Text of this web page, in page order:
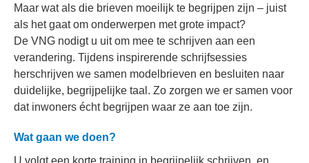
Maar wat als die brieven moeilijk te begrijpen zijn – juist
als het gaat om onderwerpen met grote impact?
De VNG nodigt u uit om mee te schrijven aan een
verandering. Tijdens inspirerende schrijfsessies
herschrijven we samen modelbrieven en besluiten naar
duidelijke, begrijpelijke taal. Zo zorgen we er samen voor
dat inwoners écht begrijpen waar ze aan toe zijn.
Wat gaan we doen?
U volgt een korte training in begrijpelijk schrijven, en